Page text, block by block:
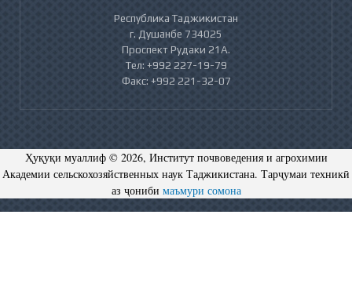
Республика Таджикистан
г. Душанбе 734025
Проспект Рудаки 21А.
Тел: +992 227-19-79
Факс: +992 221-32-07
Ҳуқуқи муаллиф © 2026, Институт почвоведения и агрохимии
Академии сельскохозяйственных наук Таджикистана. Тарҷумаи техникӣ
аз ҷониби маъмури сомона